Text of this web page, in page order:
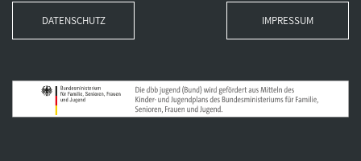
DATENSCHUTZ IMPRESSUM